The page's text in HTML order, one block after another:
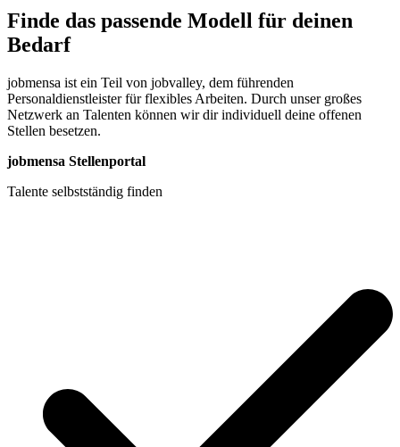
Finde das passende Modell für deinen
Bedarf
jobmensa ist ein Teil von jobvalley, dem führenden
Personaldienstleister für flexibles Arbeiten. Durch unser großes
Netzwerk an Talenten können wir dir individuell deine offenen
Stellen besetzen.
jobmensa Stellenportal
Talente selbstständig finden